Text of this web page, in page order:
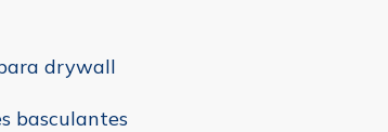
drywall
basculantes